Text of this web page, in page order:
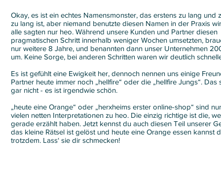
Okay, es ist ein echtes Namensmonster, das erstens zu lang und
zu lang ist, aber niemand benutzte diesen Namen in der Praxis
alle sagten nur heo. Während unsere Kunden und Partner diesen
pragmatischen Schritt innerhalb weniger Wochen umsetzten,
nur weitere 8 Jahre, und benannten dann unser Unternehmen
um. Keine Sorge, bei anderen Schritten waren wir deutlich
Es ist gefühlt eine Ewigkeit her, dennoch nennen uns einige
Partner heute immer noch „hellfire“ oder die „hellfire Jungs“. Das
gar nicht - es ist irgendwie schön.
„heute eine Orange“ oder „herxheims erster online-shop“ sind
vielen netten Interpretationen zu heo. Die einzig richtige ist die,
gerade erzählt haben. Jetzt kennst du auch diesen Teil unserer
das kleine Rätsel ist gelöst und heute eine Orange essen kannst
trotzdem. Lass‘ sie dir schmecken!